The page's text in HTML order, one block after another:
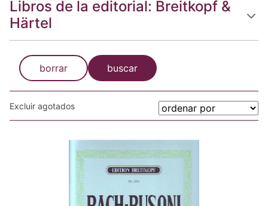
Libros de la editorial: Breitkopf &
Härtel
borrar buscar
Excluir agotados